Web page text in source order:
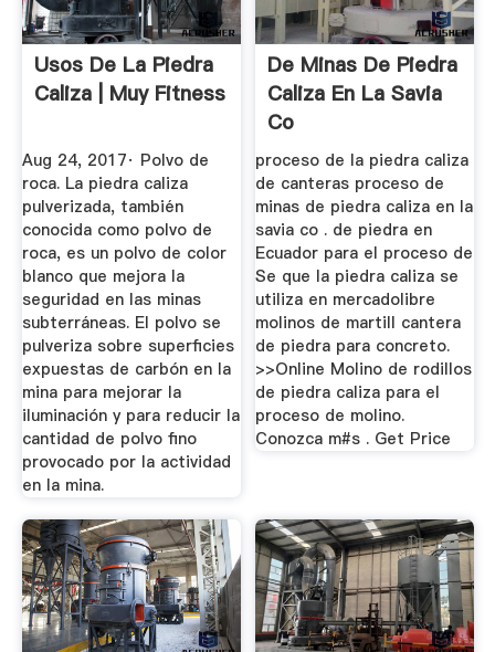
Usos De La Piedra
Caliza | Muy Fitness
Aug 24, 2017· Polvo de
roca. La piedra caliza
pulverizada, también
conocida como polvo de
roca, es un polvo de color
blanco que mejora la
seguridad en las minas
subterráneas. El polvo se
pulveriza sobre superficies
expuestas de carbón en la
mina para mejorar la
iluminación y para reducir la
cantidad de polvo fino
provocado por la actividad
en la mina.
De Minas De Piedra
Caliza En La Savia
Co
proceso de la piedra caliza
de canteras proceso de
minas de piedra caliza en la
savia co . de piedra en
Ecuador para el proceso de
Se que la piedra caliza se
utiliza en mercadolibre
molinos de martill cantera
de piedra para concreto.
>>Online Molino de rodillos
de piedra caliza para el
proceso de molino.
Conozca m#s . Get Price